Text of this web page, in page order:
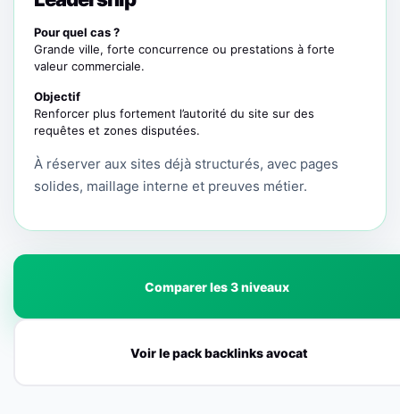
Pour quel cas ?
Grande ville, forte concurrence ou prestations à forte
valeur commerciale.
Objectif
Renforcer plus fortement l’autorité du site sur des
requêtes et zones disputées.
À réserver aux sites déjà structurés, avec pages
solides, maillage interne et preuves métier.
Comparer les 3 niveaux
Voir le pack backlinks avocat